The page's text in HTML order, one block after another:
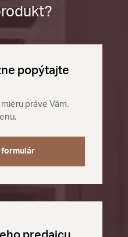
popýtajte
práve Vám.
formulár